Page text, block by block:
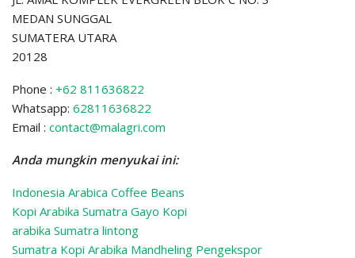
MEDAN SUNGGAL
SUMATERA UTARA
20128
Phone : +62 811636822
Whatsapp: 62811636822
Email : contact@malagri.com
Anda mungkin menyukai ini:
Indonesia Arabica Coffee Beans
Kopi Arabika Sumatra Gayo Kopi
arabika Sumatra lintong
Sumatra Kopi Arabika Mandheling Pengekspor